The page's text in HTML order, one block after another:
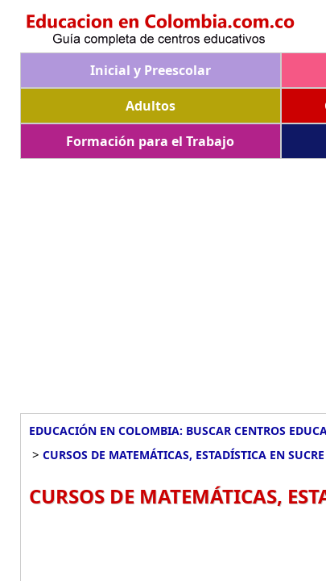
Inicial y Preescolar
Adultos
Formación para el Trabajo
EDUCACIÓN EN COLOMBIA: BUSCAR CENTROS
> CURSOS DE MATEMÁTICAS, ESTADÍSTICA EN SUCRE
CURSOS DE MATEMÁTICAS,